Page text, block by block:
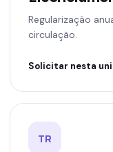
Regularização
circulação.
Solicitar nesta
TR